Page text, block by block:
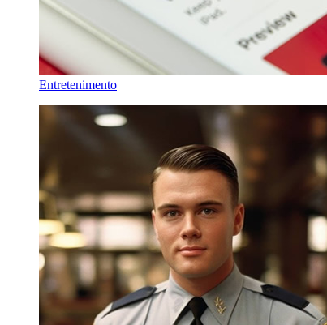
Entretenimento